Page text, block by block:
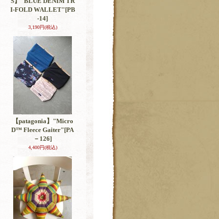
I-FOLD WALLET"[PB
-14]
3,190円(税込)
【patagonia】"Micro
D™ Fleece Gaiter"[PA
－126]
4,400円(税込)